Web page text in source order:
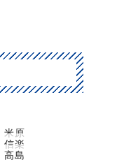
米原
信楽
高島